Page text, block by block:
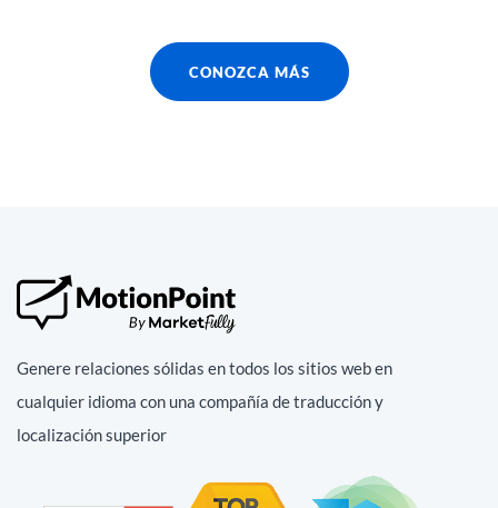
CONOZCA MÁS
Genere relaciones sólidas en todos los sitios web en
cualquier idioma con una compañía de traducción y
localización superior